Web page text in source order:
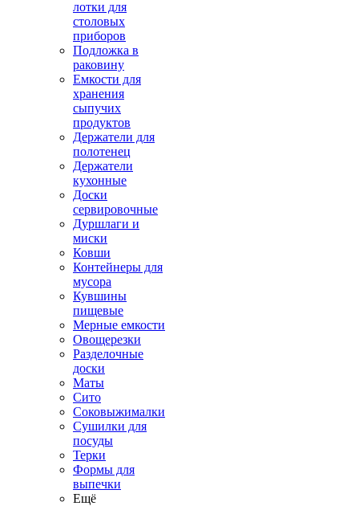
лотки для
столовых
приборов
Подложка в
раковину
Емкости для
хранения
сыпучих
продуктов
Держатели для
полотенец
Держатели
кухонные
Доски
сервировочные
Дуршлаги и
миски
Ковши
Контейнеры для
мусора
Кувшины
пищевые
Мерные емкости
Овощерезки
Разделочные
доски
Маты
Сито
Соковыжималки
Сушилки для
посуды
Терки
Формы для
выпечки
Ещё